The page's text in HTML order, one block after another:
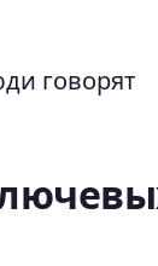
говорят